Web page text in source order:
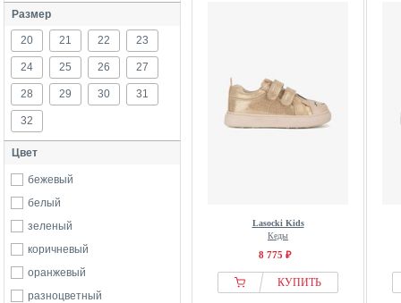
Размер
20 21 22 23
24 25 26 27
28 29 30 31
32
Цвет
бежевый
белый
зеленый
коричневый
оранжевый
разноцветный
Lasocki Kids
Кеды
8 775 ₽
КУПИТЬ